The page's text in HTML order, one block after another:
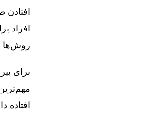
افراد
روش‌ها
برای
افتاده